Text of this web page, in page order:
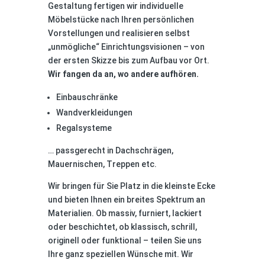
Gestaltung fertigen wir individuelle
Möbelstücke nach Ihren persönlichen
Vorstellungen und realisieren selbst
„unmögliche“ Einrichtungsvisionen – von
der ersten Skizze bis zum Aufbau vor Ort.
Wir fangen da an, wo andere aufhören.
Einbauschränke
Wandverkleidungen
Regalsysteme
… passgerecht in Dachschrägen,
Mauernischen, Treppen etc.
Wir bringen für Sie Platz in die kleinste Ecke
und bieten Ihnen ein breites Spektrum an
Materialien. Ob massiv, furniert, lackiert
oder beschichtet, ob klassisch, schrill,
originell oder funktional – teilen Sie uns
Ihre ganz speziellen Wünsche mit. Wir